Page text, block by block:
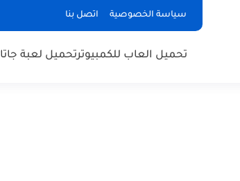
سياسة الخصوصية اتصل بنا
تحميل العاب للكمبيوترتحميل لعبة جاتا